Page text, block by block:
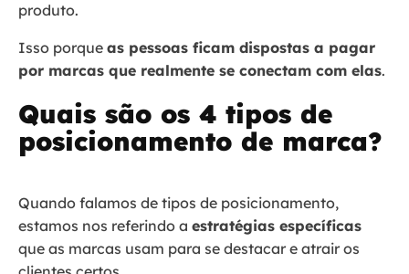
produto.
Isso porque as pessoas ficam dispostas a pagar
por marcas que realmente se conectam com elas.
Quais são os 4 tipos de
posicionamento de marca?
Quando falamos de tipos de posicionamento,
estamos nos referindo a estratégias específicas
que as marcas usam para se destacar e atrair os